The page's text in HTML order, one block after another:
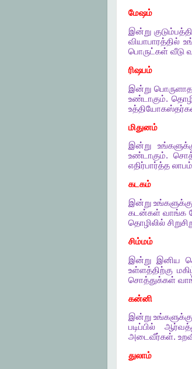
மேஷம்
இன்று
வியாபாரத்தில்
பொருட்கள் வீடு
ரிஷபம்
இன்று
உண்டாகும்.
மிதுனம்
இன்று
உண்டாகும்.
எதிர்பார்த்த லாபம்
கடகம்
இன்று உங்களுக்கு
கடன்கள் வாங்க
தொழிலில்
சிம்மம்
இன்று
இனிய
உள்ளத்திற்கு
சொத்துக்கள்
கன்னி
இன்று உங்களுக்கு
படிப்பில்
அடைவீர்கள்.
துலாம்